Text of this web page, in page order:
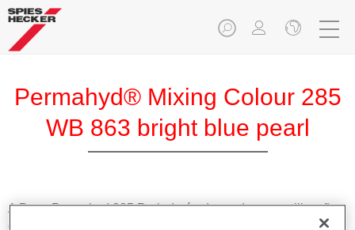
Permahyd® Mixing Colour 285
WB 863 bright blue pearl
A Base Permahyd 285 Perlado é adequada para utilização
com Permahyd Base Bicamada Nacarada 285, um sistema